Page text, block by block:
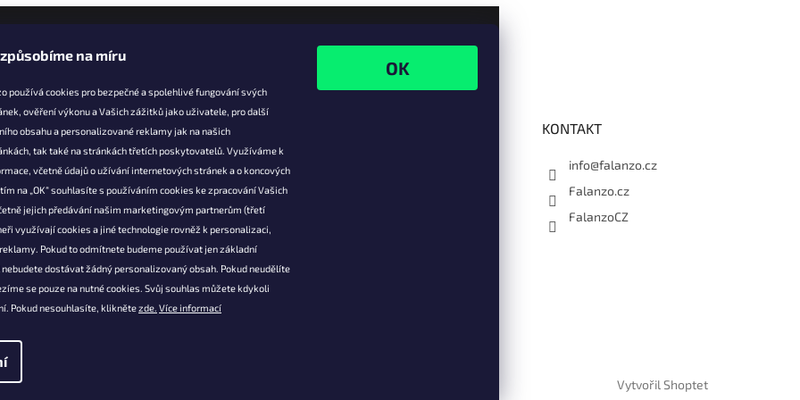
na míru
používá cookies pro bezpečné a spolehlivé fungování svých
ověření výkonu a Vašich zážitků jako uživatele, pro další
obsahu a personalizované reklamy jak na našich
tak také na stránkách třetích poskytovatelů. Využíváme k
včetně údajů o užívání internetových stránek a o koncových
na „OK“ souhlasíte s používáním cookies ke zpracování Vašich
jejich předávání našim marketingovým partnerům (třetí
využívají cookies a jiné technologie rovněž k personalizaci,
Pokud to odmítnete budeme používat jen základní
dostávat žádný personalizovaný obsah. Pokud neudělíte
se pouze na nutné cookies. Svůj souhlas můžete kdykoli
Pokud nesouhlasíte, kliknětezde. Více informací
pro vás
a
osobních
Facebook KONTAKT
info@falanzo.cz
Falanzo.cz
FalanzoCZ
Vytvořil Shoptet